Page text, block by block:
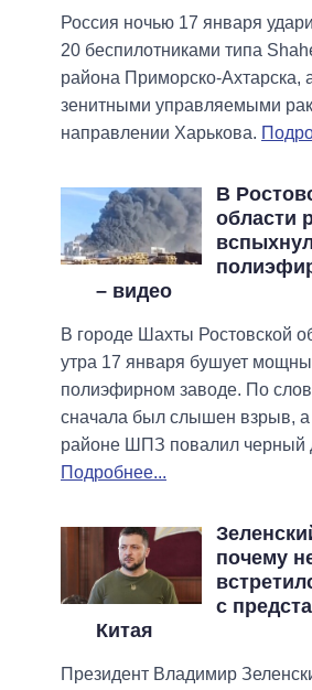
Россия ночью 17 января
20 беспилотниками типа
района Приморско-Ахтарска,
зенитными управляемыми
направлении Харькова.
В
области
– видео
В городе Шахты Ростовской
утра 17 января бушует
полиэфирном заводе. По
сначала был слышен взрыв, а
районе ШПЗ повалил черный
Подробнее...
почему
с
Китая
Президент Владимир